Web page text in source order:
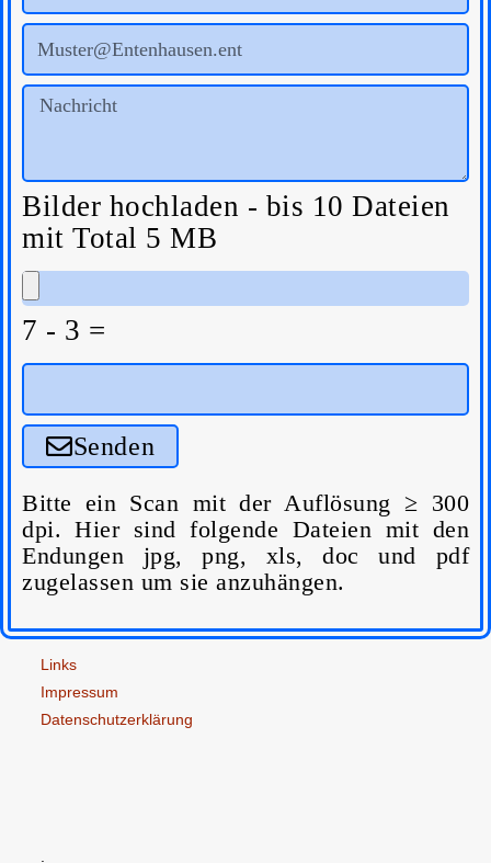
Bilder hochladen - bis 10 Dateien
mit Total 5 MB
7 - 3 =
Senden
Bitte ein Scan mit der Auflösung ≥ 300
dpi. Hier sind folgende Dateien mit den
Endungen jpg, png, xls, doc und pdf
zugelassen um sie anzuhängen.
Links
Impressum
Datenschutzerklärung
.